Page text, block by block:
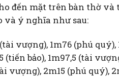
đến mặt trên bàn thờ và
và ý nghĩa như sau:
vượng), 1m76 (phú quý),
(tiến bảo), 1m97,5 (tài
vượng), 2m15 (phú quý),